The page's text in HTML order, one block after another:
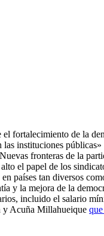
fortalecimiento de la
instituciones
fronteras de la
el papel de los
países tan diversos
y la mejora de la
incluido el salario
y Acuña Millahueique